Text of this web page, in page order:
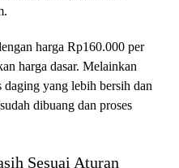
harga Rp160.000 per
harga dasar. Melainkan
daging yang lebih bersih dan
dibuang dan proses
Sesuai Aturan